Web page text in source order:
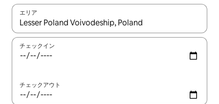
エリア
検索結果が表示されたら、上下の矢印キーを使って移動するか
チェックイン
チェックアウト